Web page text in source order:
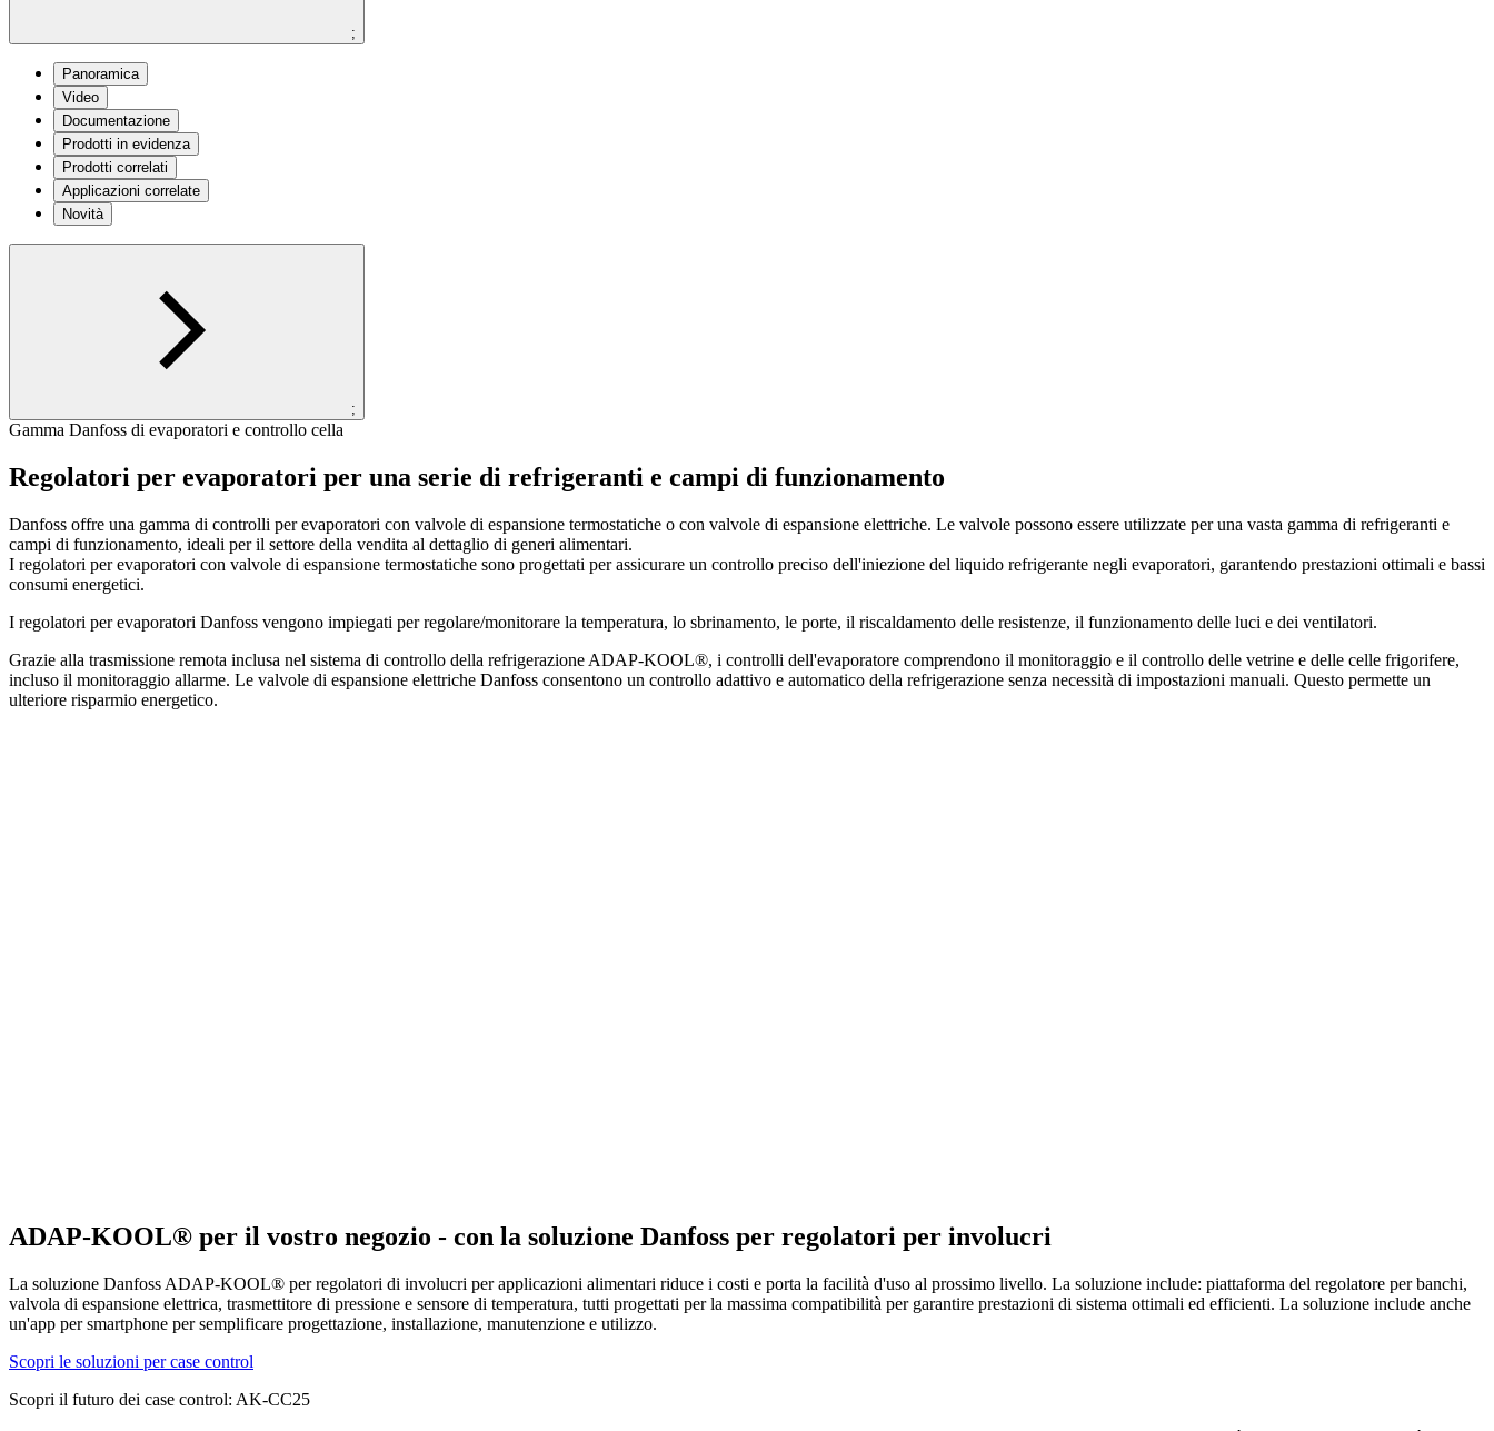
;
Panoramica
Video
Documentazione
Prodotti in evidenza
Prodotti correlati
Applicazioni correlate
Novità
;
Gamma Danfoss di evaporatori e controllo cella
Regolatori per evaporatori per una serie di refrigeranti e campi di funzionamento
Danfoss offre una gamma di controlli per evaporatori con valvole di espansione termostatiche o con valvole di espansione elettriche. Le valvole possono essere utilizzate per una vasta gamma di refrigeranti e
campi di funzionamento, ideali per il settore della vendita al dettaglio di generi alimentari.
I regolatori per evaporatori con valvole di espansione termostatiche sono progettati per assicurare un controllo preciso dell'iniezione del liquido refrigerante negli evaporatori, garantendo prestazioni ottimali e bassi
consumi energetici.
I regolatori per evaporatori Danfoss vengono impiegati per regolare/monitorare la temperatura, lo sbrinamento, le porte, il riscaldamento delle resistenze, il funzionamento delle luci e dei ventilatori.
Grazie alla trasmissione remota inclusa nel sistema di controllo della refrigerazione ADAP-KOOL®, i controlli dell'evaporatore comprendono il monitoraggio e il controllo delle vetrine e delle celle frigorifere,
incluso il monitoraggio allarme. Le valvole di espansione elettriche Danfoss consentono un controllo adattivo e automatico della refrigerazione senza necessità di impostazioni manuali. Questo permette un
ulteriore risparmio energetico.
ADAP-KOOL® per il vostro negozio - con la soluzione Danfoss per regolatori per involucri
La soluzione Danfoss ADAP-KOOL® per regolatori di involucri per applicazioni alimentari riduce i costi e porta la facilità d'uso al prossimo livello. La soluzione include: piattaforma del regolatore per banchi,
valvola di espansione elettrica, trasmettitore di pressione e sensore di temperatura, tutti progettati per la massima compatibilità per garantire prestazioni di sistema ottimali ed efficienti. La soluzione include anche
un'app per smartphone per semplificare progettazione, installazione, manutenzione e utilizzo.
Scopri le soluzioni per case control
Scopri il futuro dei case control: AK-CC25